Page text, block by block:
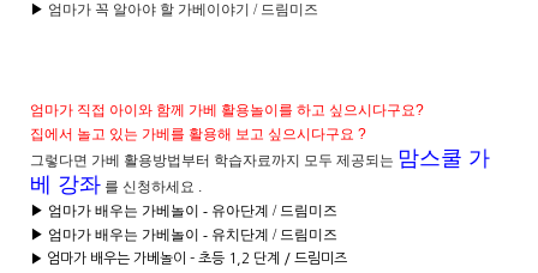
▶ 엄마가 꼭 알아야 할 가베이야기 / 드림미즈
엄마가 직접 아이와 함께 가베 활용놀이를 하고 싶으시다구요?
집에서 놀고 있는 가베를 활용해 보고 싶으시다구요 ?
그렇다면 가베 활용방법부터 학습자료까지 모두 제공되는 맘스쿨 가
베 강좌 를 신청하세요 .
▶ 엄마가 배우는 가베놀이 - 유아단계 / 드림미즈
▶ 엄마가 배우는 가베놀이 - 유치단계 / 드림미즈
▶ 엄마가 배우는 가베놀이 - 초등 1,2 단계 / 드림미즈